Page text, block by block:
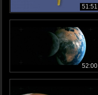
51:51
52:00